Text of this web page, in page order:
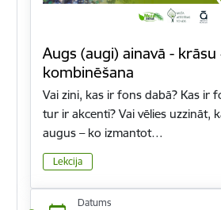
Augs (augi) ainavā -
kombinēšana
Vai zini, kas ir fons dabā? Kas ir
tur ir akcenti? Vai vēlies uzzināt,
augus – ko izmantot…
Lekcija
Datums